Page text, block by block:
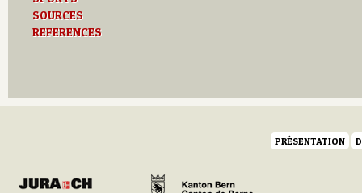
SOURCES
REFERENCES
PRÉSENTATION